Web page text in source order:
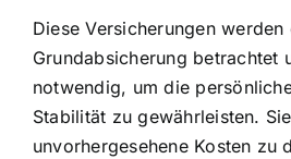
DieseVersicherungen werden
Grundabsicherung betrachtet
notwendig, um die
Stabilität zu gewährleisten.
unvorhergesehene Kosten zu